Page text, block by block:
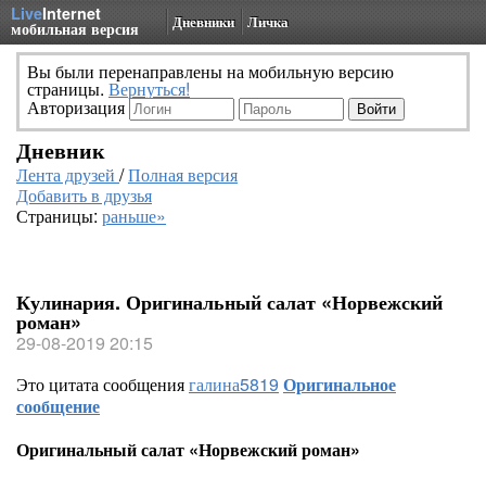
LiveInternet
мобильная версия Дневники Личка
Вы были перенаправлены на мобильную версию
страницы. Вернуться!
Авторизация
Дневник
Лента друзей /Полная версия
Добавить в друзья
Страницы: раньше»
Кулинария. Оригинальный салат «Норвежский
роман»
29-08-2019 20:15
Это цитата сообщениягалина5819 Оригинальное
сообщение
Оригинальный салат «Норвежский роман»